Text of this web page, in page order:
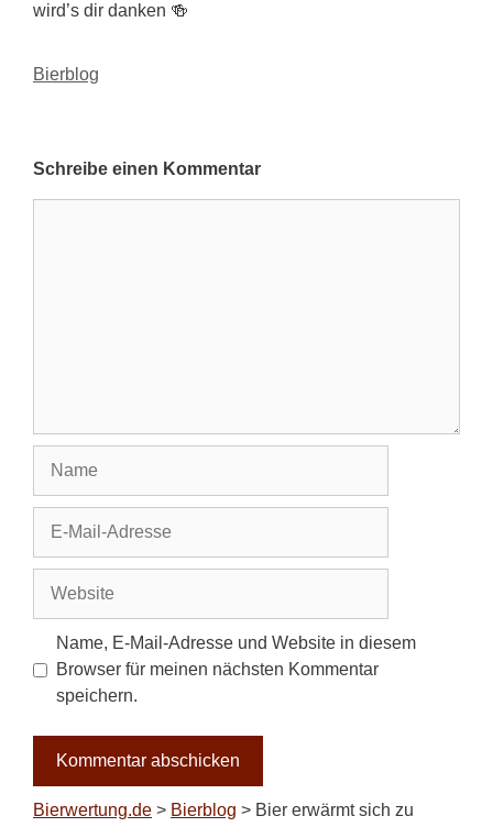
wird’s dir danken 🍻
Kategorien
Bierblog
Schreibe einen Kommentar
Adresse
Name, E-Mail-Adresse und Website in diesem
Browser für meinen nächsten Kommentar
speichern.
Bierwertung.de > Bierblog > Bier erwärmt sich zu